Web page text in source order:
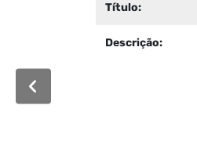
Título:
Descrição: